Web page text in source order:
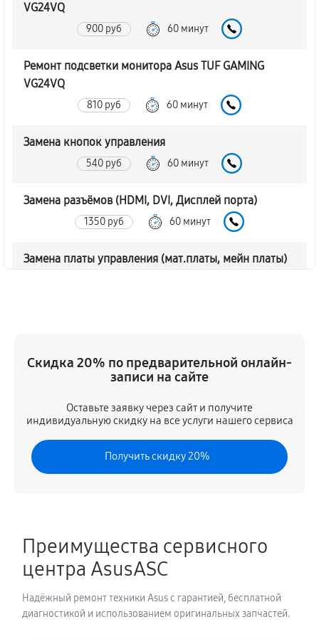
VG24VQ
900 руб 60 минут
Ремонт подсветки монитора Asus TUF GAMING
VG24VQ
810 руб 60 минут
Замена кнопок управления
540 руб 60 минут
Замена разъёмов (HDMI, DVI, Дисплей порта)
1350 руб 60 минут
Замена платы управления (мат.платы, мейн платы)
1620 руб
630 руб 60 минут
Замена лампы подсветки
1260 руб 60 минут
Замена блока питания
Скидка 20% по предварительной онлайн-
записи на сайте
Оставьте заявку через сайт и получите
индивидуальную скидку на все услуги нашего сервиса
Получить скидку 20%
Преимущества сервисного
центра AsusASC
Надёжный ремонт техники Asus с гарантией, бесплатной
диагностикой и использованием оригинальных запчастей.